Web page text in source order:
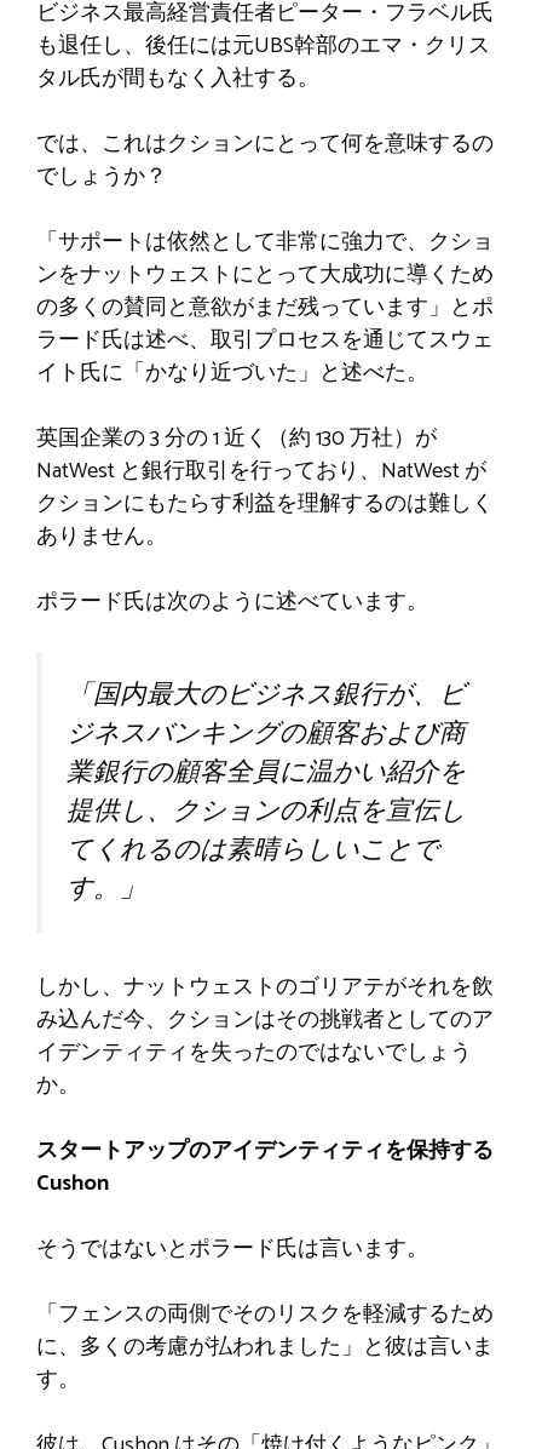
ビジネス最高経営責任者ピーター・フラベル氏
も退任し、後任には元UBS幹部のエマ・クリス
タル氏が間もなく入社する。
では、これはクションにとって何を意味するの
でしょうか？
「サポートは依然として非常に強力で、クショ
ンをナットウェストにとって大成功に導くため
の多くの賛同と意欲がまだ残っています」とポ
ラード氏は述べ、取引プロセスを通じてスウェ
イト氏に「かなり近づいた」と述べた。
英国企業の 3 分の 1 近く（約 130 万社）が
NatWest と銀行取引を行っており、NatWest が
クションにもたらす利益を理解するのは難しく
ありません。
ポラード氏は次のように述べています。
「国内最大のビジネス銀行が、ビ
ジネスバンキングの顧客および商
業銀行の顧客全員に温かい紹介を
提供し、クションの利点を宣伝し
てくれるのは素晴らしいことで
す。」
しかし、ナットウェストのゴリアテがそれを飲
み込んだ今、クションはその挑戦者としてのア
イデンティティを失ったのではないでしょう
か。
スタートアップのアイデンティティを保持する
Cushon
そうではないとポラード氏は言います。
「フェンスの両側でそのリスクを軽減するため
に、多くの考慮が払われました」と彼は言いま
す。